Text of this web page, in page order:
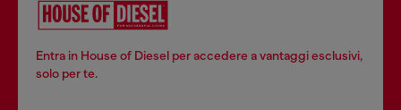
Entra in House of Diesel per accedere a vantaggi esclusivi,
solo per te.